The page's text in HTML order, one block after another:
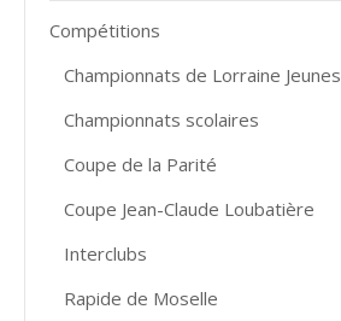
Compétitions
Championnats de Lorraine Jeunes
Championnats scolaires
Coupe de la Parité
Coupe Jean-Claude Loubatière
Interclubs
Rapide de Moselle